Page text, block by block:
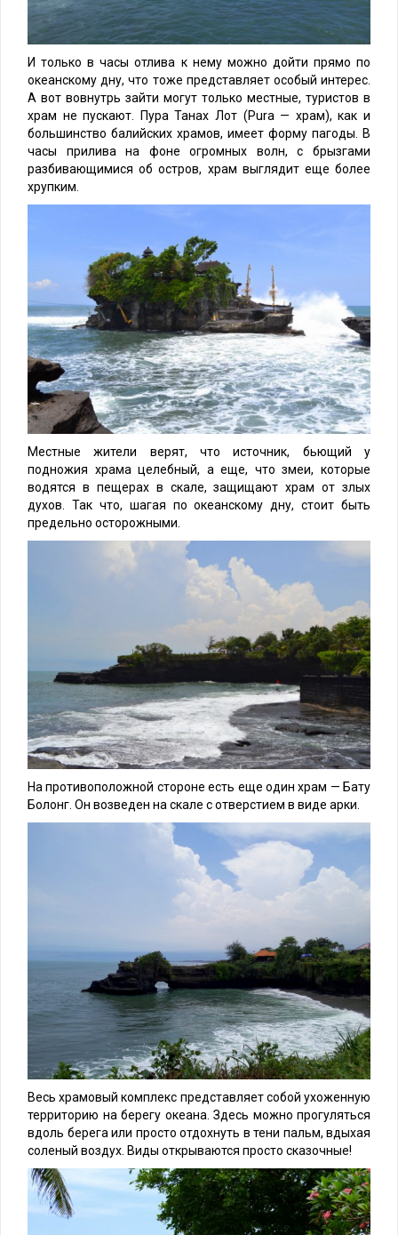
И только в часы отлива к нему можно дойти прямо по
океанскому дну, что тоже представляет особый интерес.
А вот вовнутрь зайти могут только местные, туристов в
храм не пускают. Пура Танах Лот (Pura — храм), как и
большинство балийских храмов, имеет форму пагоды. В
часы прилива на фоне огромных волн, с брызгами
разбивающимися об остров, храм выглядит еще более
хрупким.
Местные жители верят, что источник, бьющий у
подножия храма целебный, а еще, что змеи, которые
водятся в пещерах в скале, защищают храм от злых
духов. Так что, шагая по океанскому дну, стоит быть
предельно осторожными.
На противоположной стороне есть еще один храм — Бату
Болонг. Он возведен на скале с отверстием в виде арки.
Весь храмовый комплекс представляет собой ухоженную
территорию на берегу океана. Здесь можно прогуляться
вдоль берега или просто отдохнуть в тени пальм, вдыхая
соленый воздух. Виды открываются просто сказочные!